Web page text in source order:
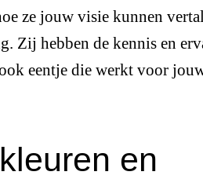
ze jouw visie kunnen
Zij hebben de kennis en
eentje die werkt voor
en